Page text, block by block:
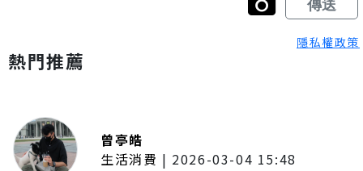
隱私權政策
熱門推薦
曾亭皓
生活消費 | 2026-03-04 15:48